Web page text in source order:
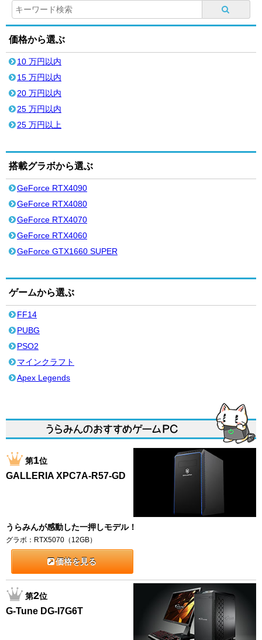
価格から選ぶ
10 万円以内
15 万円以内
20 万円以内
25 万円以内
25 万円以上
搭載グラボから選ぶ
GeForce RTX4090
GeForce RTX4080
GeForce RTX4070
GeForce RTX4060
GeForce GTX1660 SUPER
ゲームから選ぶ
FF14
PUBG
PSO2
マインクラフト
Apex Legends
第1位
GALLERIA XPC7A-R57-GD
うらみんが感動した一押しモデル！
グラボ：RTX5070（12GB）
価格を見る
第2位
G-Tune DG-I7G6T